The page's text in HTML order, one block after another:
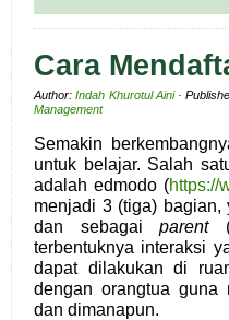
Cara
Author:Indah Khurotul Aini·
Management
Semakin
untuk belajar. Salah
adalah edmodo (https://
menjadi 3 (tiga) bagian,
dan sebagaiparent
terbentuknya interaksi
dapat dilakukan di
dengan orangtua guna
dan dimanapun.